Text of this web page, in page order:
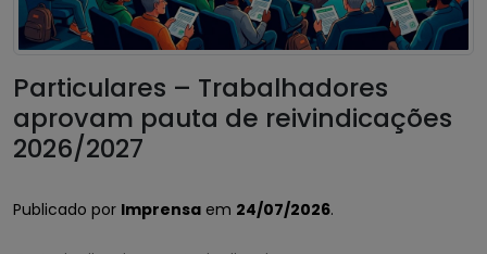
Particulares – Trabalhadores
aprovam pauta de reivindicações
2026/2027
Publicado por Imprensa em 24/07/2026.